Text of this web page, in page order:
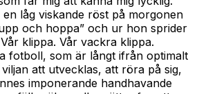
en låg viskande röst på morgonen
och hoppa” och ur hon sprider
klippa. Vår vackra klippa.
fotboll, som är långt ifrån optimalt
att utvecklas, att röra på sig,
imponerande handhavande